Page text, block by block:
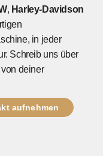
, Harley-Davidson
in jeder
Schreib uns über
deiner
aufnehmen